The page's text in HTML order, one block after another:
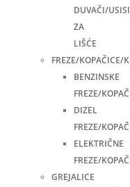
DUVAČI/
ZA
LIŠĆE
FREZE/KOPAČICE/
BENZINSKE
FREZE/
DIZEL
FREZE/
ELEKTRIČNE
FREZE/
GREJALICE